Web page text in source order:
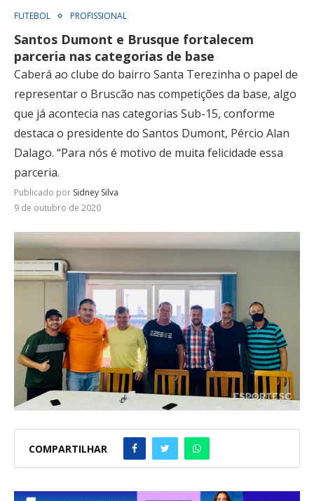
FUTEBOL PROFISSIONAL
Santos Dumont e Brusque fortalecem
parceria nas categorias de base
Caberá ao clube do bairro Santa Terezinha o papel de
representar o Bruscão nas competições da base, algo
que já acontecia nas categorias Sub-15, conforme
destaca o presidente do Santos Dumont, Pércio Alan
Dalago. “Para nós é motivo de muita felicidade essa
parceria.
Publicado por Sidney Silva
9 de outubro de 2020
COMPARTILHAR